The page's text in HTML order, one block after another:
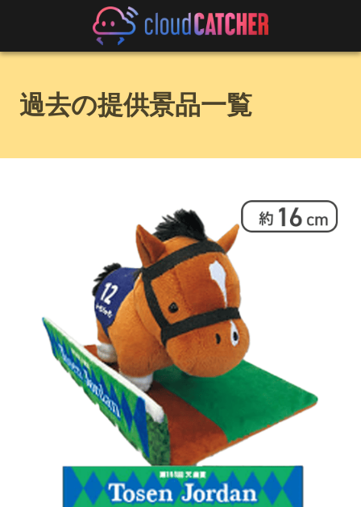
過去の提供景品一覧